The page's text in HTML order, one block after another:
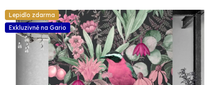
Lepidlo zdarma
Exkluzivně na Gario